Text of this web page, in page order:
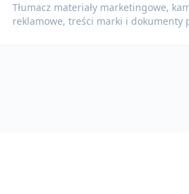
Tłumacz materiały marketingowe,
reklamowe, treści marki i dokumenty